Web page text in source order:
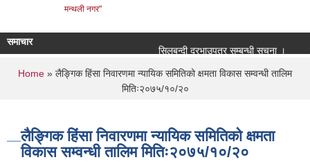
मन्थली नगर"
समाचार
सिलबन्दी दरभाउपत्र सम्बन्धी सूचना ।
You are here
Home » लैङ्गिक हिंसा निवारणमा न्यायिक समितिको क्षमता विकास सम्वन्धी तालिम
मितिः२०७५/१०/२०
लैङ्गिक हिंसा निवारणमा न्यायिक समितिको क्षमता
विकास सम्वन्धी तालिम मितिः२०७५/१०/२०